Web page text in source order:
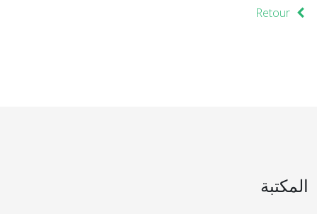
Retour
المكتبة